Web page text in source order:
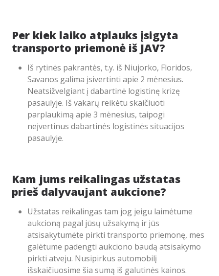
Per kiek laiko atplauks įsigyta
transporto priemonė iš JAV?
Iš rytinės pakrantės, t.y. iš Niujorko, Floridos,
Savanos galima įsivertinti apie 2 mėnesius.
Neatsižvelgiant į dabartinė logistinę krizę
pasaulyje. Iš vakarų reikėtu skaičiuoti
parplaukimą apie 3 mėnesius, taipogi
neįvertinus dabartinės logistinės situacijos
pasaulyje.
Kam jums reikalingas užstatas
prieš dalyvaujant aukcione?
Užstatas reikalingas tam jog jeigu laimėtume
aukcioną pagal jūsų užsakymą ir jūs
atsisakytumėte pirkti transporto priemonę, mes
galėtume padengti aukciono baudą atsisakymo
pirkti atveju. Nusipirkus automobilį
išskaičiuosime šia sumą iš galutinės kainos.